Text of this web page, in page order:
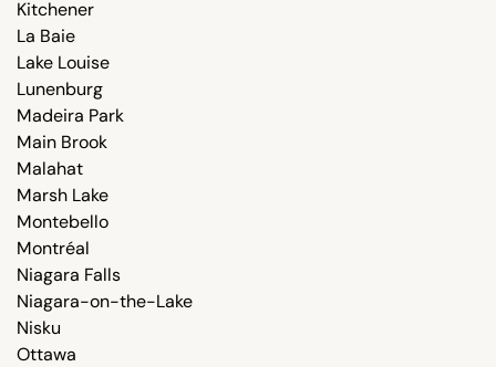
Kitchener
La Baie
Lake Louise
Lunenburg
Madeira Park
Main Brook
Malahat
Marsh Lake
Montebello
Montréal
Niagara Falls
Niagara-on-the-Lake
Nisku
Ottawa